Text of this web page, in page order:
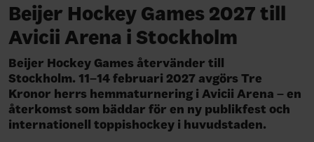
Beijer Hockey Games 2027 till
Avicii Arena i Stockholm
Beijer Hockey Games återvänder till
Stockholm. 11–14 februari 2027 avgörs Tre
Kronor herrs hemmaturnering i Avicii Arena – en
återkomst som bäddar för en ny publikfest och
internationell toppishockey i huvudstaden.